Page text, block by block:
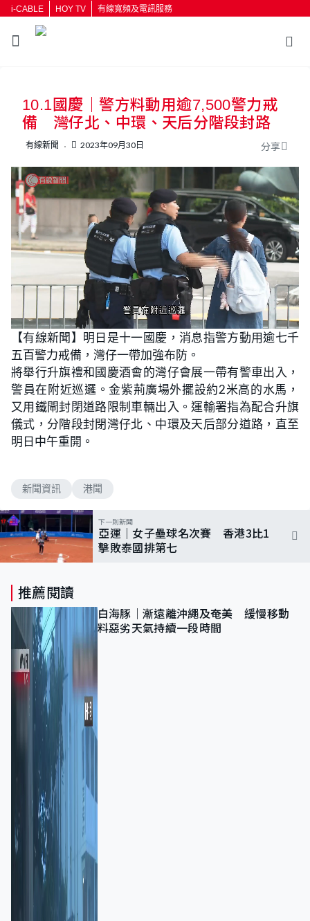
i-CABLE HOY TV 有線寬頻及電訊服務
按輸入鍵開始搜尋
10.1國慶｜警方料動用逾7,500警力戒
備 灣仔北、中環、天后分階段封路
有線新聞 2023年09月30日 分享
U
n
m
t
e
L
o
a
d
e
:
7
3
.
1
7
%
【有線新聞】明日是十一國慶，消息指警方動用逾七千
五百警力戒備，灣仔一帶加強布防。
將舉行升旗禮和國慶酒會的灣仔會展一帶有警車出入，
警員在附近巡邏。金紫荊廣場外擺設約2米高的水馬，
又用鐵閘封閉道路限制車輛出入。運輸署指為配合升旗
儀式，分階段封閉灣仔北、中環及天后部分道路，直至
明日中午重開。
新聞資訊 港聞
下一則新聞
亞運｜女子壘球名次賽 香港3比1
擊敗泰國排第七
推薦閱讀
白海豚｜漸遠離沖繩及奄美 緩慢移動
料惡劣天氣持續一段時間